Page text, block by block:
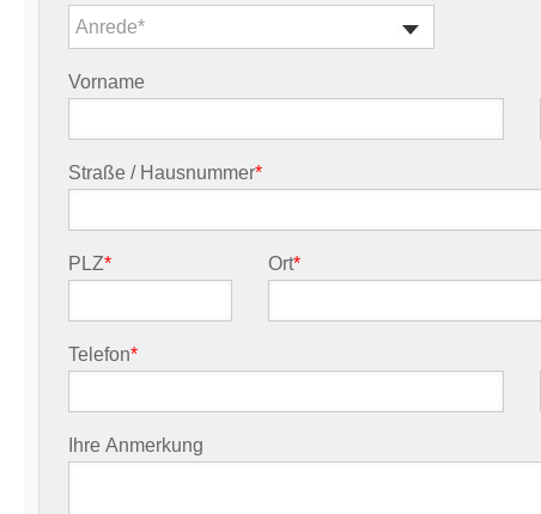
Anrede*
Vorname
Straße / Hausnummer*
PLZ* Ort*
Telefon*
Ihre Anmerkung